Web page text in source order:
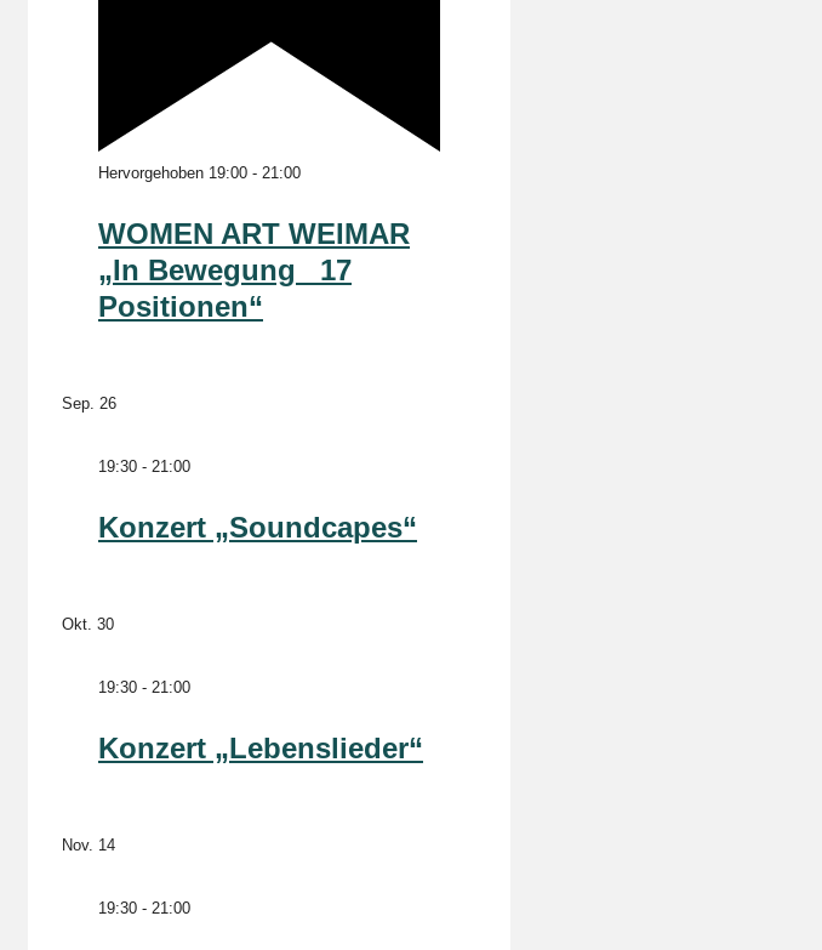
Hervorgehoben 19:00 - 21:00
WOMEN ART WEIMAR
„In Bewegung _17
Positionen“
Sep. 26
19:30 - 21:00
Konzert „Soundcapes“
Okt. 30
19:30 - 21:00
Konzert „Lebenslieder“
Nov. 14
19:30 - 21:00